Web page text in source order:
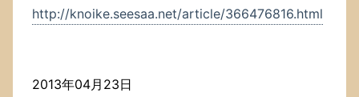
http://knoike.seesaa.net/article/366476816.html
2013年04月23日